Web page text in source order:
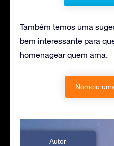
Também temos uma
bem interessante para
homenagear quem ama.
Nomeie
Autor